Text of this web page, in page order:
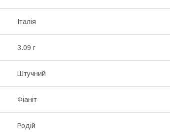
Італія
3.09 г
Штучний
Фіаніт
Родій